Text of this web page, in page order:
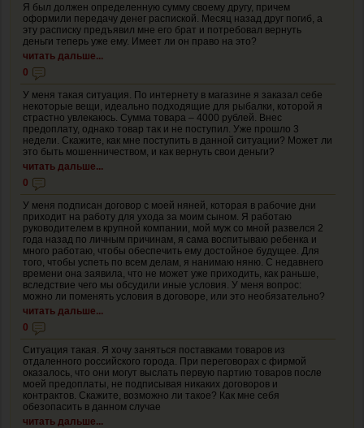
Я был должен определенную сумму своему другу, причем
оформили передачу денег распиской. Месяц назад друг погиб, а
эту расписку предъявил мне его брат и потребовал вернуть
деньги теперь уже ему. Имеет ли он право на это?
читать дальше...
0
У меня такая ситуация. По интернету в магазине я заказал себе
некоторые вещи, идеально подходящие для рыбалки, которой я
страстно увлекаюсь. Сумма товара – 4000 рублей. Внес
предоплату, однако товар так и не поступил. Уже прошло 3
недели. Скажите, как мне поступить в данной ситуации? Может ли
это быть мошенничеством, и как вернуть свои деньги?
читать дальше...
0
У меня подписан договор с моей няней, которая в рабочие дни
приходит на работу для ухода за моим сыном. Я работаю
руководителем в крупной компании, мой муж со мной развелся 2
года назад по личным причинам, я сама воспитываю ребенка и
много работаю, чтобы обеспечить ему достойное будущее. Для
того, чтобы успеть по всем делам, я нанимаю няню. С недавнего
времени она заявила, что не может уже приходить, как раньше,
вследствие чего мы обсудили иные условия. У меня вопрос:
можно ли поменять условия в договоре, или это необязательно?
читать дальше...
0
Ситуация такая. Я хочу заняться поставками товаров из
отдаленного российского города. При переговорах с фирмой
оказалось, что они могут выслать первую партию товаров после
моей предоплаты, не подписывая никаких договоров и
контрактов. Скажите, возможно ли такое? Как мне себя
обезопасить в данном случае
читать дальше...